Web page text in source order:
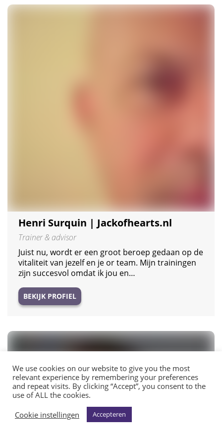
Henri Surquin | Jackofhearts.nl
Trainer & advisor
Juist nu, wordt er een groot beroep gedaan op de
vitaliteit van jezelf en je or team. Mijn trainingen
zijn succesvol omdat ik jou en…
BEKIJK PROFIEL
We use cookies on our website to give you the most
relevant experience by remembering your preferences
and repeat visits. By clicking “Accept”, you consent to the
use of ALL the cookies.
Cookie instellingen
Accepteren